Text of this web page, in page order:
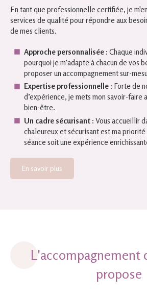
En tant que professionnelle certifiée, je
services de qualité pour répondre aux
de mes clients.
Approche personnalisée : Chaque
pourquoi je m’adapte à chacun de vos
proposer un accompagnement sur-
Expertise professionnelle : Forte de
d’expérience, je mets mon savoir-faire
bien-être.
Un cadre sécurisant : Vous accueillir
chaleureux et sécurisant est ma
séance soit une expérience
En savoir plus
L'accompagnement
propose